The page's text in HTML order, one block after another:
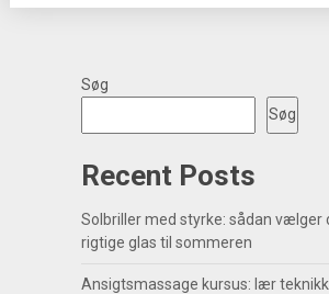
Søg
Søg
Recent Posts
Solbriller med styrke: sådan vælger
rigtige glas til sommeren
Ansigtsmassage kursus: lær